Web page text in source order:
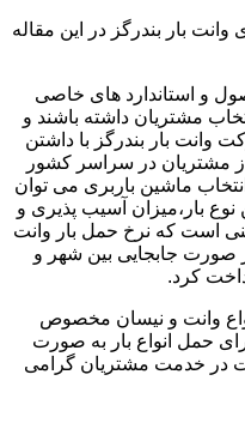
بار بندرگز در این مقاله
و استاندارد های خاصی
مشتریان داشته باشند و
وانت بار بندرگز با داشتن
مشتریان در سراسر کشور
ماشین باربری می توان
نوع بار،میزان آسیب پذیری و
است که نرخ حمل بار وانت
صورت جابجایی بین شهر و
کرد.
وانت و نیسان مخصوص
حمل انواع بار به صورت
در خدمت مشتریان گرامی